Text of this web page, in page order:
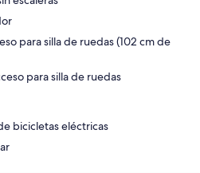
para silla de ruedas (102 cm de
para silla de ruedas
bicicletas eléctricas